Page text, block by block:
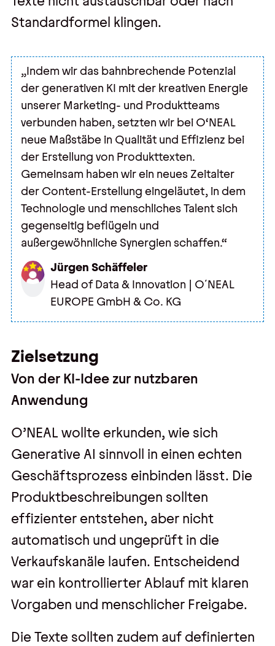
Standardformel klingen.
„Indem wir das bahnbrechende Potenzial
der generativen KI mit der kreativen Energie
unserer Marketing- und Produktteams
verbunden haben, setzten wir bei O‘NEAL
neue Maßstäbe in Qualität und Effizienz bei
der Erstellung von Produkttexten.
Gemeinsam haben wir ein neues Zeitalter
der Content-Erstellung eingeläutet, in dem
Technologie und menschliches Talent sich
gegenseitig beflügeln und
außergewöhnliche Synergien schaffen.“
Jürgen Schäffeler
Head of Data & Innovation | O´NEAL
EUROPE GmbH & Co. KG
Zielsetzung
Von der KI-Idee zur nutzbaren
Anwendung
O’NEAL wollte erkunden, wie sich
Generative AI sinnvoll in einen echten
Geschäftsprozess einbinden lässt. Die
Produktbeschreibungen sollten
effizienter entstehen, aber nicht
automatisch und ungeprüft in die
Verkaufskanäle laufen. Entscheidend
war ein kontrollierter Ablauf mit klaren
Vorgaben und menschlicher Freigabe.
Die Texte sollten zudem auf definierten